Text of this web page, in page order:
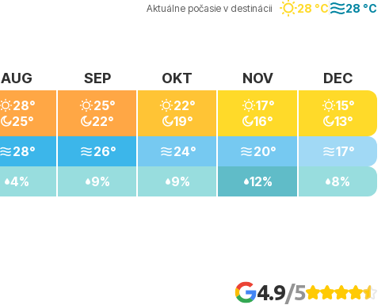
Aktuálne počasie v destinácii 28 °C 28 °C
AUG
28°
25°
28°
4%
SEP
25°
22°
26°
9%
OKT
22°
19°
24°
9%
NOV
17°
16°
20°
12%
DEC
15°
13°
17°
8%
4.9/5